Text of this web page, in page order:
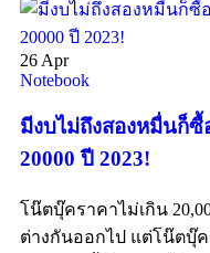
26 Apr
Notebook
มีงบไม่ถึงสองหมื่นก็
20000 ปี 2023!
โน๊ตบุ๊คราคาไม่เกิน
ต่างกันออกไป แต่โน๊ตบุ๊ค